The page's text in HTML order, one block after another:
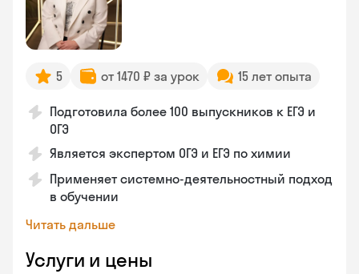
5 от 1470 ₽ за урок 15 лет опыта
Подготовила более 100 выпускников к ЕГЭ и
ОГЭ
Является экспертом ОГЭ и ЕГЭ по химии
Применяет системно-деятельностный подход
в обучении
Читать дальше
Услуги и цены